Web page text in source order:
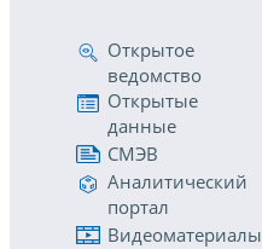
Открытое
ведомство
Открытые
данные
СМЭВ
Аналитический
портал
Видеоматериалы